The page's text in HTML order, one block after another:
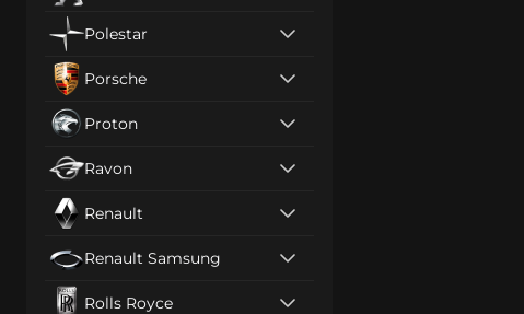
Polestar
Porsche
Proton
Ravon
Renault
Renault Samsung
Rolls Royce